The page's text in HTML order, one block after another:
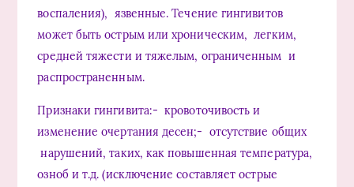
воспаления), язвенные. Течение гингивитов
может быть острым или хроническим, легким,
средней тяжести и тяжелым, ограниченным и
распространенным.
Признаки гингивита:- кровоточивость и
изменение очертания десен;- отсутствие общих
нарушений, таких, как повышенная температура,
озноб и т.д. (исключение составляет острые